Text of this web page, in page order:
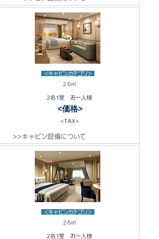
<キャビンカテゴリ>
26㎡
2名1室 お一人様
<価格>
<TAX>
>>キャビン設備について
<キャビンカテゴリ>
26㎡
2名1室 お一人様